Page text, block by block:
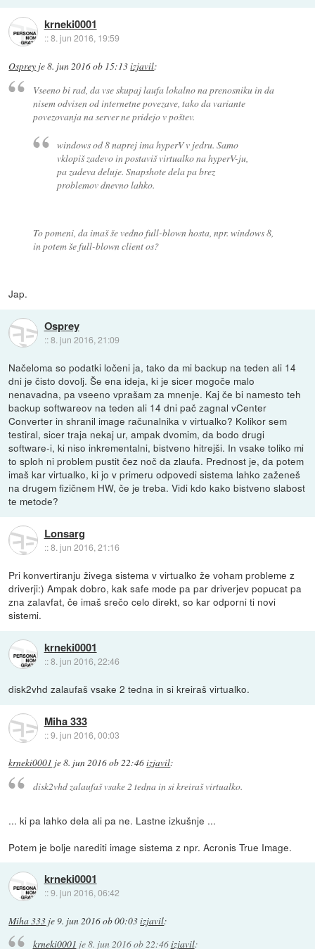
krneki0001
::8. jun 2016, 19:59
Osprey je8. jun 2016 ob 15:13izjavil:
Vseeno bi rad, da vse skupaj laufa lokalno na prenosniku in da
nisem odvisen od internetne povezave, tako da variante
povezovanja na server ne pridejo v poštev.
windows od 8 naprej ima hyperV v jedru. Samo
vklopiš zadevo in postaviš virtualko na hyperV-ju,
pa zadeva deluje. Snapshote dela pa brez
problemov dnevno lahko.
To pomeni, da imaš še vedno full-blown hosta, npr. windows 8,
in potem še full-blown client os?
Jap.
Osprey
::8. jun 2016, 21:09
Načeloma so podatki ločeni ja, tako da mi backup na teden ali 14
dni je čisto dovolj. Še ena ideja, ki je sicer mogoče malo
nenavadna, pa vseeno vprašam za mnenje. Kaj če bi namesto teh
backup softwareov na teden ali 14 dni pač zagnal vCenter
Converter in shranil image računalnika v virtualko? Kolikor sem
testiral, sicer traja nekaj ur, ampak dvomim, da bodo drugi
software-i, ki niso inkrementalni, bistveno hitrejši. In vsake toliko mi
to sploh ni problem pustit čez noč da zlaufa. Prednost je, da potem
imaš kar virtualko, ki jo v primeru odpovedi sistema lahko zaženeš
na drugem fizičnem HW, če je treba. Vidi kdo kako bistveno slabost
te metode?
Lonsarg
::8. jun 2016, 21:16
Pri konvertiranju živega sistema v virtualko že voham probleme z
driverji:) Ampak dobro, kak safe mode pa par driverjev popucat pa
zna zalavfat, če imaš srečo celo direkt, so kar odporni ti novi
sistemi.
krneki0001
::8. jun 2016, 22:46
disk2vhd zalaufaš vsake 2 tedna in si kreiraš virtualko.
Miha 333
::9. jun 2016, 00:03
krneki0001 je8. jun 2016 ob 22:46izjavil:
disk2vhd zalaufaš vsake 2 tedna in si kreiraš virtualko.
... ki pa lahko dela ali pa ne. Lastne izkušnje ...
Potem je bolje narediti image sistema z npr. Acronis True Image.
krneki0001
::9. jun 2016, 06:42
Miha 333 je9. jun 2016 ob 00:03izjavil:
krneki0001 je8. jun 2016 ob 22:46izjavil: